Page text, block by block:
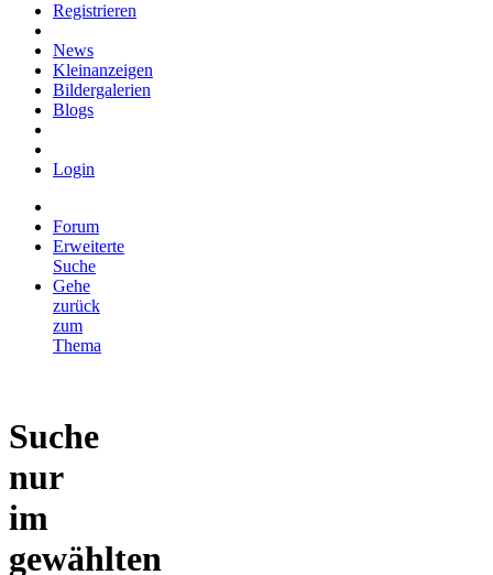
Registrieren
News
Kleinanzeigen
Bildergalerien
Blogs
Login
Forum
Erweiterte
Suche
Gehe
zurück
zum
Thema
Suche
nur
im
gewählten